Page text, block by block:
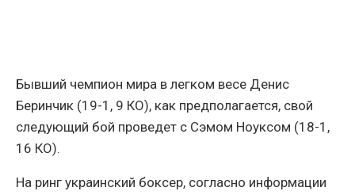
Бывший чемпион мира в легком весе Денис
Беринчик (19-1, 9 КО), как предполагается, свой
следующий бой проведет с Сэмом Ноуксом (18-1,
16 КО).
На ринг украинский боксер, согласно информации